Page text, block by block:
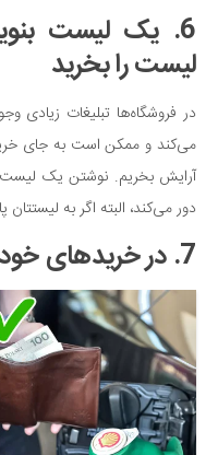
6. یک لیست
لیست را بخرید
در فروشگاه‌ها تبلیغات زیادی
می‌کند و ممکن است به جای خرید
آرایش بخریم. نوشتن یک لیست
دور می‌کند، البته اگر به لیستتان
7. در خریدهای خود از پول نقد استفاده کنید